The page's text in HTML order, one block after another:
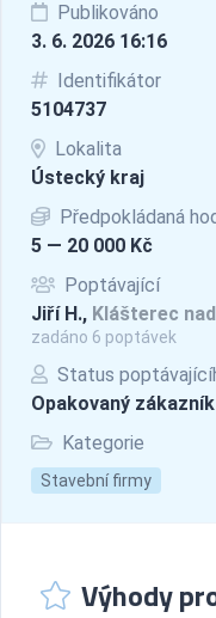
Publikováno
3. 6. 2026 16:16
Identifikátor
5104737
Lokalita
Ústecký kraj
Předpokládaná
5 — 20 000 Kč
Poptávající
Jiří H., Klášterec
zadáno 6 poptávek
Status
Opakovaný zákazník
Kategorie
Stavební firmy
Výhody